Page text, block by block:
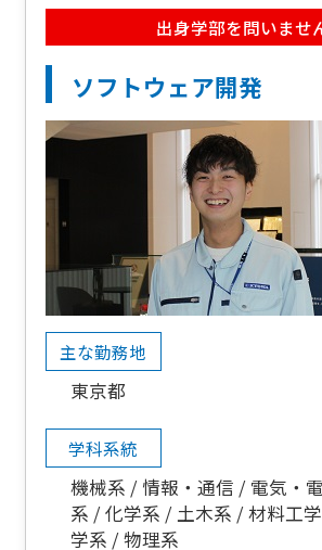
ソフトウェア開発
出身学部を問いませ
主な勤務地
東京都
学科系統
機械系 情報・通信 電気・
系
化学系 土木系 材料工
学系
物理系